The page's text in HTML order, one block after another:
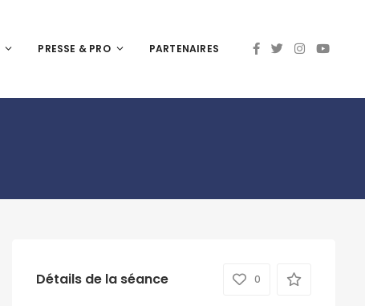
PRESSE & PRO PARTENAIRES
Détails de la séance 0